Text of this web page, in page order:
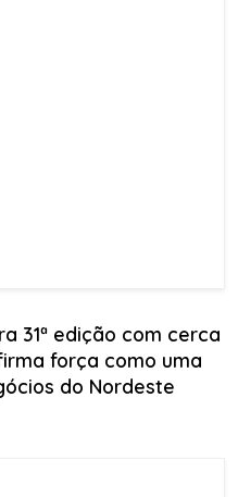
31ª edição com cerca
força como uma
do Nordeste